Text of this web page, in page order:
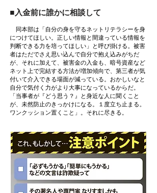
■入金前に誰かに相談して
同本部は「自分の身を守るネットリテラシーを身
につけてほしい。正しい情報と間違っている情報を
判断できる力を培ってほしい」と呼び掛ける。被害
者はただでさえ思い込んで自分で抱え込みがちだ
が、それに加えて、被害金の入金も、暗号資産など
ネット上で完結する方法が増加傾向で、第三者が気
付いて介入できる場面が減っている。おかしいなと
自分で気付く力がより大事になっているからだ。
「当事者が『どう思う？』と身近な人に聞くこと
が、未然防止のきっかけになる。１度立ち止まる。
ワンクッション置くこと」。それに尽きる。